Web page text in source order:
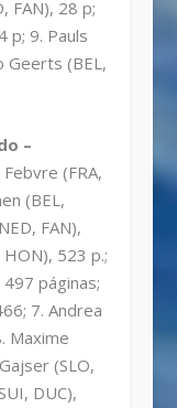
FAN), 28 p;
p; 9. Pauls
Geerts (BEL,
–
(FRA,
(BEL,
FAN),
523 p.;
497 páginas;
7. Andrea
Maxime
(SLO,
DUC),